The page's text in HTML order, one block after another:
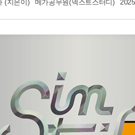
(지은이) 메가공무원(넥스트스터디)